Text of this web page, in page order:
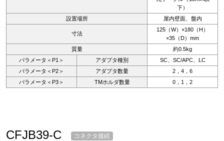
下）
設置場所
屋内壁面、盤内
寸法
125（W）×180（H）
×35（D）mm
質量
約0.5kg
パラメータ＜P1＞
アダプタ種別
SC、SC/APC、LC
パラメータ＜P2＞
アダプタ数量
2，4，6
パラメータ＜P3＞
TMホルダ数量 0，1，2
CFJB39-C コネクタ接続